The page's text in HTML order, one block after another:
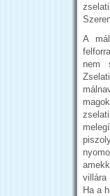
A
nem
villára
Ha a